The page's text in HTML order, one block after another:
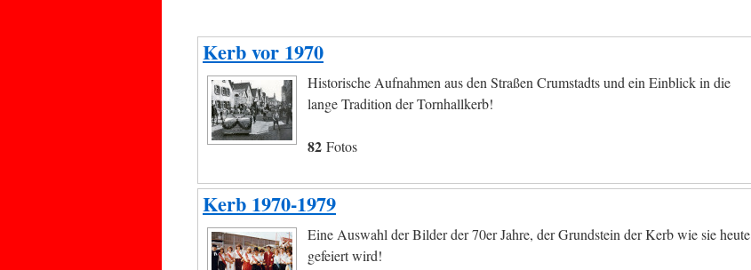
Kerb vor 1970
Historische Aufnahmen aus den Straßen Crumstadts und ein Einblick in die
lange Tradition der Tornhallkerb!
82 Fotos
Kerb 1970-1979
Eine Auswahl der Bilder der 70er Jahre, der Grundstein der Kerb wie sie heute
gefeiert wird!